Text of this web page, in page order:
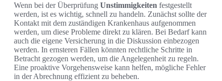
Wenn bei der Überprüfung Unstimmigkeiten festgestellt
werden, ist es wichtig, schnell zu handeln. Zunächst sollte der
Kontakt mit dem zuständigen Krankenhaus aufgenommen
werden, um diese Probleme direkt zu klären. Bei Bedarf kann
auch die eigene Versicherung in die Diskussion einbezogen
werden. In ernsteren Fällen könnten rechtliche Schritte in
Betracht gezogen werden, um die Angelegenheit zu regeln.
Eine proaktive Vorgehensweise kann helfen, mögliche Fehler
in der Abrechnung effizient zu beheben.